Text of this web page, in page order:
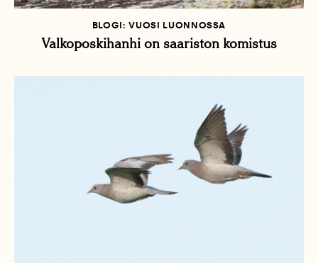
BLOGI: VUOSI LUONNOSSA
Valkoposkihanhi on saariston komistus